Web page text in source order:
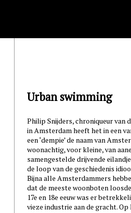
Urban swimming
Philip Snijders, chroniqueur van
in Amsterdam heeft het in een
een ‘dempie’ de naam van
woonachtig, voor kleine, van
samengestelde drijvende
de loop van de geschiedenis
Bijna alle Amsterdammers
dat de meeste woonboten
17e en 18e eeuw was er
vieze industrie aan de gracht.